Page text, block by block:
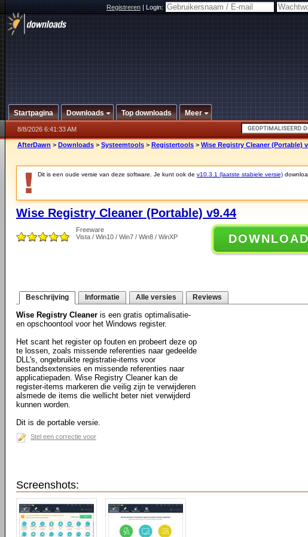
Registreren|Login:
Startpagina Downloads Top downloads Meer
8/8/2026 6:41:33 AM
AfterDawn > Downloads > Systeemtools > Registertools > Wise Registry Cleaner (Portable)
Dit is een oude versie van deze software. Je kunt ook de v10.3.1 (laatste stabiele versie)
Wise Registry Cleaner (Portable) v9.44
Freeware
Vista / Win10 / Win7 / Win8 / WinXP
DOWNLOAD
Beschrijving Informatie Alle versies Reviews
Wise Registry Cleaner is een gratis optimalisatie-
en opschoontool voor het Windows register.
Het scant het register op fouten en probeert deze op
te lossen, zoals missende referenties naar gedeelde
DLL's, ongebruikte registratie-items voor
bestandsextensies en missende referenties naar
applicatiepaden. Wise Registry Cleaner kan de
register-items markeren die veilig zijn te verwijderen
alsmede de items die wellicht beter niet verwijderd
kunnen worden.
Dit is de portable versie.
Stel een correctie voor
Screenshots: